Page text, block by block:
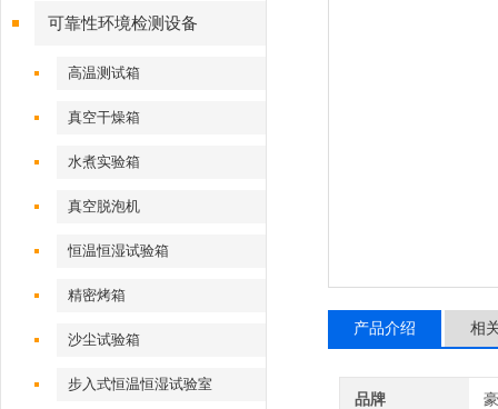
可靠性环境检测设备
高温测试箱
真空干燥箱
水煮实验箱
真空脱泡机
恒温恒湿试验箱
精密烤箱
沙尘试验箱
步入式恒温恒湿试验室
产品介绍 相
品牌